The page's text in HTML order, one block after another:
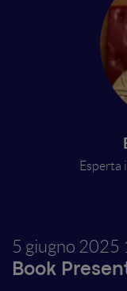
Esperta
5 giugno 2025
Book